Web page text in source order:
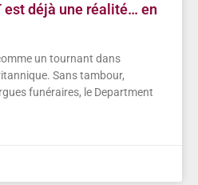
est déjà une réalité… en
un tournant dans
Sans tambour,
funéraires, le Department